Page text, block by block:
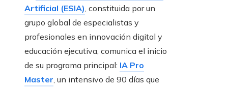
Artificial (ESIA), constituida por un
grupo global de especialistas y
profesionales en innovación digital y
educación ejecutiva, comunica el inicio
de su programa principal: IA Pro
Master, un intensivo de 90 días que